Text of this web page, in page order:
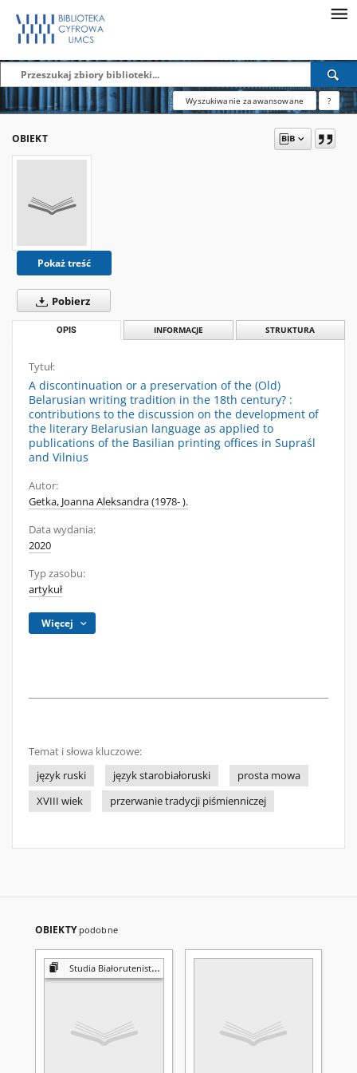
Wyszukiwanie zaawansowane ?
OBIEKT
Pokaż treść
Pobierz
OPIS INFORMACJE STRUKTURA
Tytuł:
A discontinuation or a preservation of the (Old)
Belarusian writing tradition in the 18th century? :
contributions to the discussion on the development of
the literary Belarusian language as applied to
publications of the Basilian printing offices in Supraśl
and Vilnius
Autor:
Getka, Joanna Aleksandra (1978- ).
Data wydania:
2020
Typ zasobu:
artykuł
Więcej
Temat i słowa kluczowe:
język ruski
język starobiałoruski
prosta mowa
XVIII wiek
przerwanie tradycji piśmienniczej
OBIEKTY podobne
Studia Białorutenistyczne